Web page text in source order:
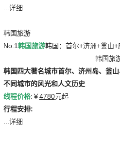
...详细
韩国旅游
No.1韩国旅游韩国：首尔+济洲+釜山
韩国旅
韩国四大著名城市首尔、济州岛、釜
不同城市的风光和人文历史
线程价格:￥4780元起
行程安排:
...详细